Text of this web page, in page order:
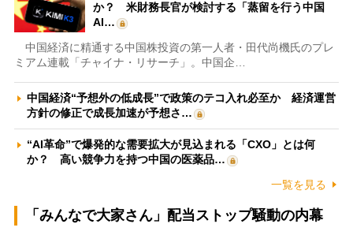
か？ 米財務長官が検討する「蒸留を行う中国
AI…
中国経済に精通する中国株投資の第一人者・田代尚機氏のプレ
ミアム連載「チャイナ・リサーチ」。中国企…
中国経済“予想外の低成長”で政策のテコ入れ必至か 経済運営
方針の修正で成長加速が予想さ…
“AI革命”で爆発的な需要拡大が見込まれる「CXO」とは何
か？ 高い競争力を持つ中国の医薬品…
一覧を見る
「みんなで大家さん」配当ストップ騒動の内幕